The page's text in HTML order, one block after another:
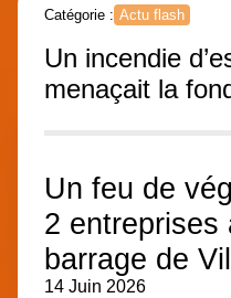
Catégorie : Actu flash
Un incendie
menaçait la
Un feu de
2 entreprises
barrage de
14 Juin 2026